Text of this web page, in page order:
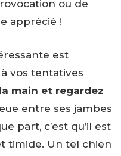
ou de
apprécié !
est
vos tentatives
main et regardez
entre ses jambes
part, c’est qu’il est
timide. Un tel chien